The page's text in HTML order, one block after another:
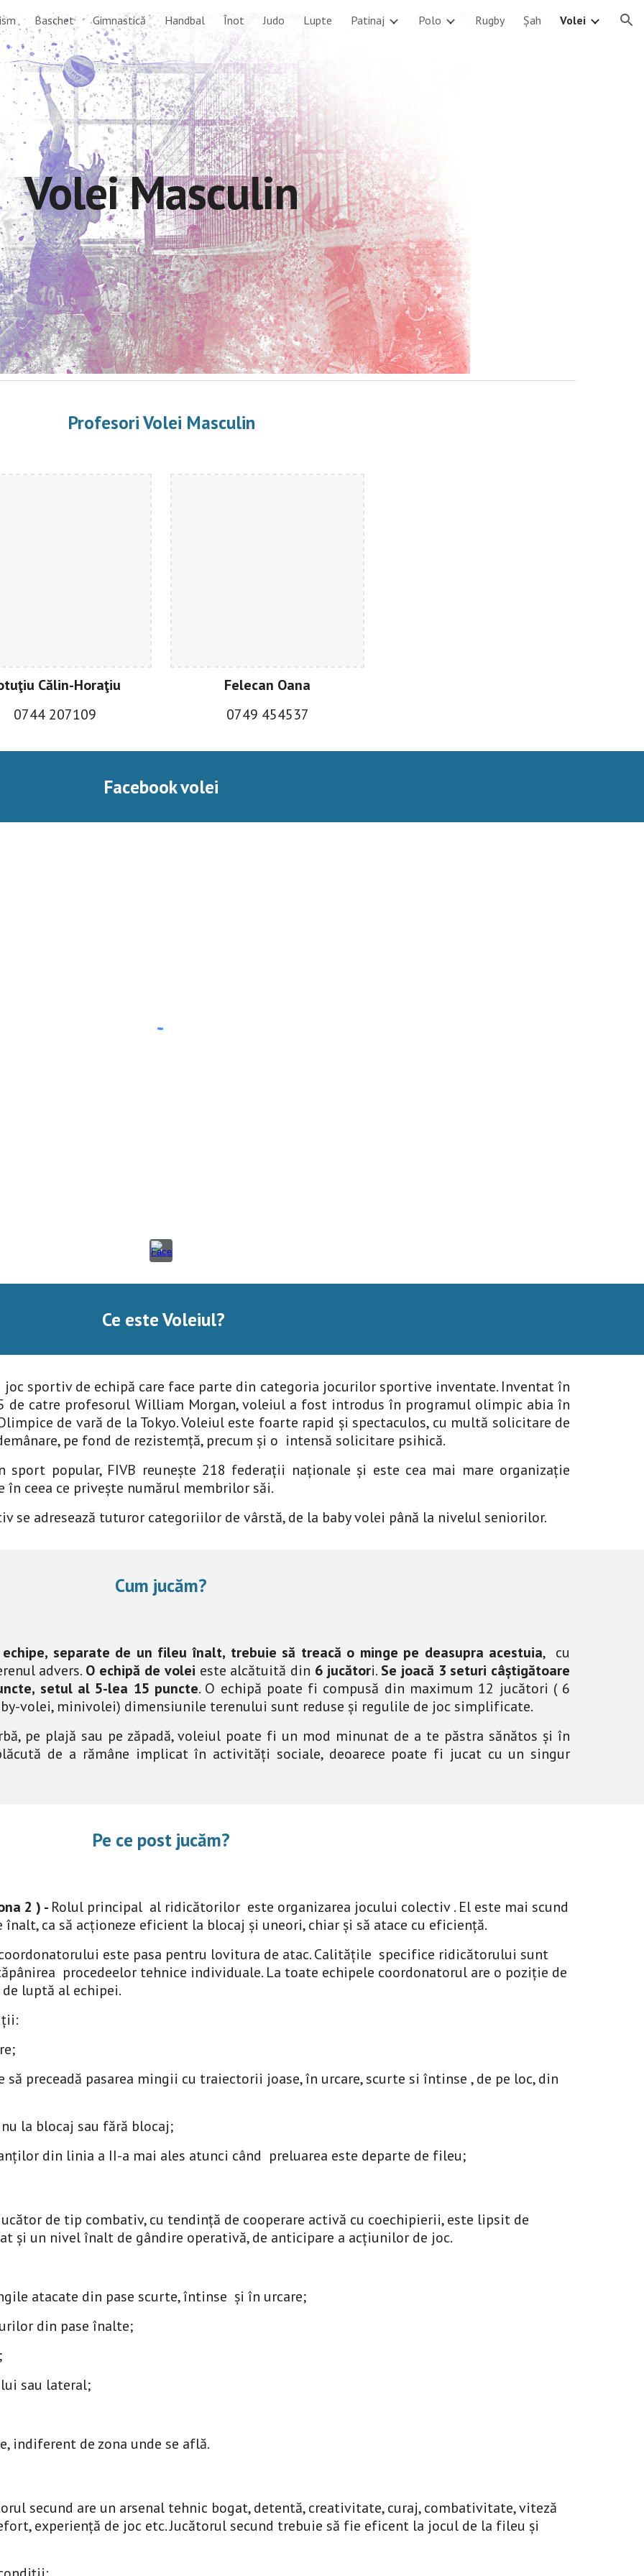
to main content Skip to navigation
Baschet Gimnastică Handbal Înot Judo Lupte Patinaj Polo Rugby Șah Volei
Volei Masculin
Profesori Volei Masculin
Călin-Horaţiu
0744 207109
Felecan Oana
0749 454537
Facebook volei
Ce este Voleiul?
joc sportiv de echipă care face parte din categoria jocurilor sportive inventate. Inventat în
de catre profesorul William Morgan, voleiul a fost introdus în programul olimpic abia în
de vară de la Tokyo. Voleiul este foarte rapid și spectaculos, cu multă solicitare de
pe fond de rezistemță, precum și o intensă solicitare psihică.
sport popular, FIVB reunește 218 federații naționale și este cea mai mare organizație
ceea ce privește numărul membrilor săi.
se adresează tuturor categoriilor de vârstă, de la baby volei până la nivelul seniorilor.
Cum jucăm?
separate de un fileu înalt, trebuie să treacă o minge pe deasupra acestuia, cu
advers. O echipă de volei este alcătuită din 6 jucători. Se joacă 3 seturi câștigătoare
setul al 5-lea 15 puncte. O echipă poate fi compusă din maximum 12 jucători ( 6
volei, minivolei) dimensiunile terenului sunt reduse și regulile de joc simplificate.
pe plajă sau pe zăpadă, voleiul poate fi un mod minunat de a te păstra sănătos și în
de a rămâne implicat în activități sociale, deoarece poate fi jucat cu un singur
Pe ce post jucăm?
2 ) - Rolul principal al ridicătorilor este organizarea jocului colectiv . El este mai scund
ca să acționeze eficient la blocaj și uneori, chiar și să atace cu eficiență.
este pasa pentru lovitura de atac. Calitățile specifice ridicătorului sunt
procedeelor tehnice individuale. La toate echipele coordonatorul are o poziție de
luptă al echipei.
ții:
preceadă pasarea mingii cu traiectorii joase, în urcare, scurte si întinse , de pe loc, din
la blocaj sau fără blocaj;
din linia a II-a mai ales atunci când preluarea este departe de fileu;
de tip combativ, cu tendință de cooperare activă cu coechipierii, este lipsit de
și un nivel înalt de gândire operativă, de anticipare a acțiunilor de joc.
atacate din pase scurte, întinse și în urcare;
din pase înalte;
sau lateral;
indiferent de zona unde se află.
secund are un arsenal tehnic bogat, detentă, creativitate, curaj, combativitate, viteză
experiență de joc etc. Jucătorul secund trebuie să fie eficent la jocul de la fileu și